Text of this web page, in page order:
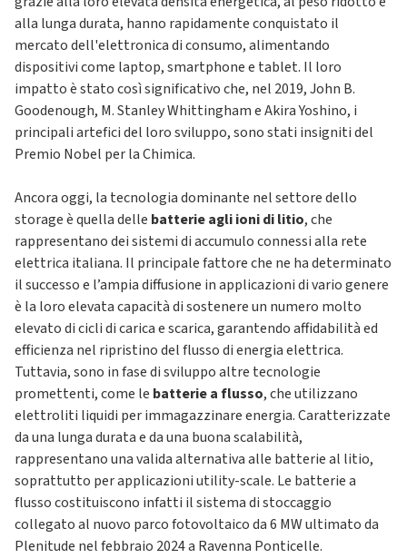
alla lunga durata, hanno rapidamente conquistato il
mercato dell'elettronica di consumo, alimentando
dispositivi come laptop, smartphone e tablet. Il loro
impatto è stato così significativo che, nel 2019, John B.
Goodenough, M. Stanley Whittingham e Akira Yoshino, i
principali artefici del loro sviluppo, sono stati insigniti del
Premio Nobel per la Chimica.
Ancora oggi, la tecnologia dominante nel settore dello
storage è quella delle batterie agli ioni di litio, che
rappresentano dei sistemi di accumulo connessi alla rete
elettrica italiana. Il principale fattore che ne ha determinato
il successo e l’ampia diffusione in applicazioni di vario genere
è la loro elevata capacità di sostenere un numero molto
elevato di cicli di carica e scarica, garantendo affidabilità ed
efficienza nel ripristino del flusso di energia elettrica.
Tuttavia, sono in fase di sviluppo altre tecnologie
promettenti, come le batterie a flusso, che utilizzano
elettroliti liquidi per immagazzinare energia. Caratterizzate
da una lunga durata e da una buona scalabilità,
rappresentano una valida alternativa alle batterie al litio,
soprattutto per applicazioni utility-scale. Le batterie a
flusso costituiscono infatti il sistema di stoccaggio
collegato al nuovo parco fotovoltaico da 6 MW ultimato da
Plenitude nel febbraio 2024 a Ravenna Ponticelle.